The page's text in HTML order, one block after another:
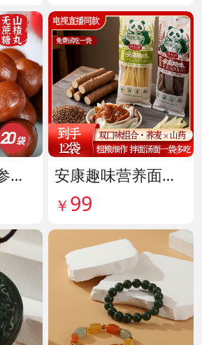
楂小坊山楂党参黄芪丸 货号142033
安康趣味营养面皮超值组 货号142087
￥ 99